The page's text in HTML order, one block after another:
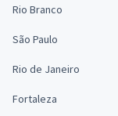
Rio Branco
São Paulo
Rio de Janeiro
Fortaleza